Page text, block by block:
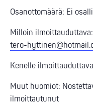
Osanottomäärä: Ei
Milloin
tero-
Kenelle
Muut huomiot:
ilmoittautunut